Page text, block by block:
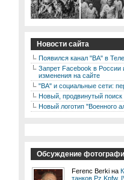
Новости сайта
Появился канал "ВА" в
Запрет Facebook в России
изменения на сайте
"ВА" и социальные сети:
Новый, продвинутый
Новый логотип "Военного
Обсуждение
Ferenc Berki на
танков Pz.Kpfw.